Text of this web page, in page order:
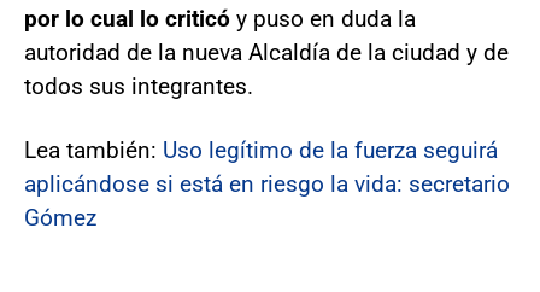
por lo cual lo criticó y puso en duda la
autoridad de la nueva Alcaldía de la ciudad y de
todos sus integrantes.
Lea también: Uso legítimo de la fuerza seguirá
aplicándose si está en riesgo la vida: secretario
Gómez